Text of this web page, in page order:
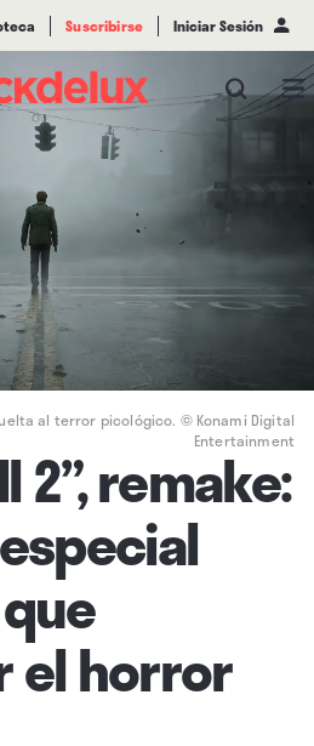
Suscribirse Iniciar Sesión
al terror picológico. © Konami Digital
Entertainment
2”, remake:
el horror